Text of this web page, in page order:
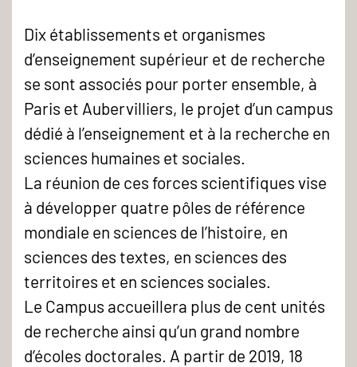
Dix établissements et organismes
d’enseignement supérieur et de recherche
se sont associés pour porter ensemble, à
Paris et Aubervilliers, le projet d’un campus
dédié à l’enseignement et à la recherche en
sciences humaines et sociales.
La réunion de ces forces scientifiques vise
à développer quatre pôles de référence
mondiale en sciences de l’histoire, en
sciences des textes, en sciences des
territoires et en sciences sociales.
Le Campus accueillera plus de cent unités
de recherche ainsi qu’un grand nombre
d’écoles doctorales. A partir de 2019, 18